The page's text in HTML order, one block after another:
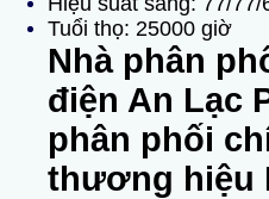
Tuổi thọ: 25000 giờ
Nhà phân
điện An Lạc
phân phối
thương hiệu